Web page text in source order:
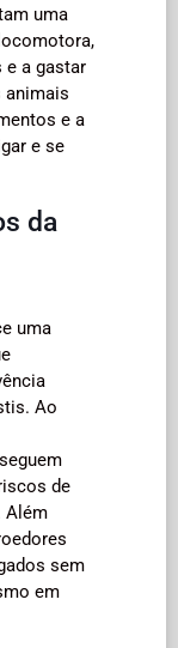
uma
e a gastar
animais
e a
e se
da
uma
Ao
de
Além
sem
em